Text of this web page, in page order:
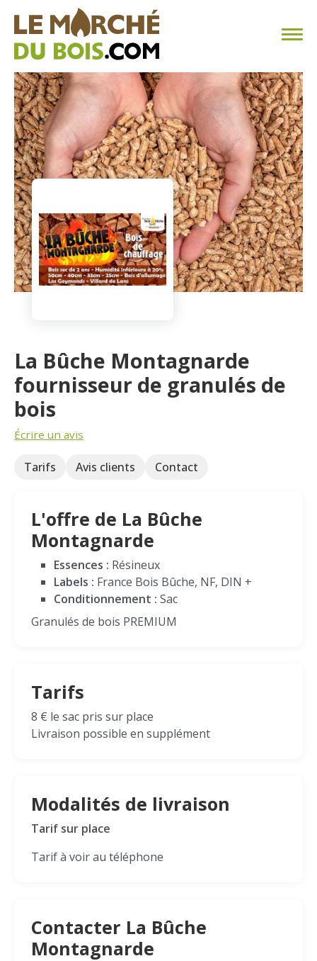
CHAUFFAGE AU BOIS
FAQ
CALCULER SA CONSOMMATION
TROUVER SON FOURNISSEUR
BLOG
ESPACE PRO
La Bûche Montagnarde
fournisseur de granulés de
bois
Écrire un avis
Tarifs Avis clients Contact
L'offre de La Bûche
Montagnarde
Essences : Résineux
Labels : France Bois Bûche, NF, DIN +
Conditionnement : Sac
Granulés de bois PREMIUM
Tarifs
8 € le sac pris sur place
Livraison possible en supplément
Modalités de livraison
Tarif sur place
Tarif à voir au téléphone
Contacter La Bûche
Montagnarde